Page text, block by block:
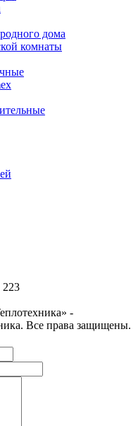
дома
комнаты
223
-
Все права защищены.